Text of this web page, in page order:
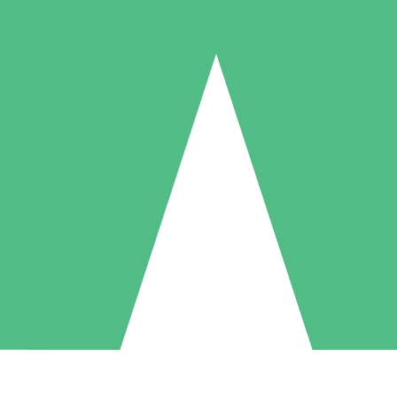
Packs de Crédits Individuels
à l'utilisation avec des crédits de téléchargement. Sans engagement
5 Téléchargements
US$